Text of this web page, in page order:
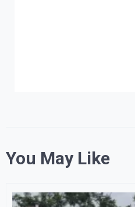
You May Like